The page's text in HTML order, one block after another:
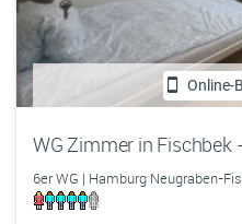
Online-
6er WG | Hamburg Neugraben-